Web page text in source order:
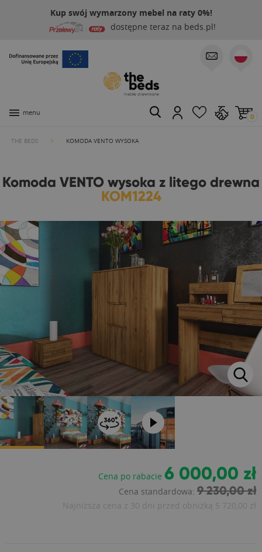
Kup swój wymarzony mebel na raty 0%!
dostępne teraz na beds.pl!
menu 0
THE BEDS KOMODA VENTO WYSOKA
Komoda VENTO wysoka z litego drewna
KOM1224
Cena po rabacie 6 000,00 zł
Cena standardowa: 9 230,00 zł
Najniższa cena z 30 dni przed obniżką 5 720,00 zł